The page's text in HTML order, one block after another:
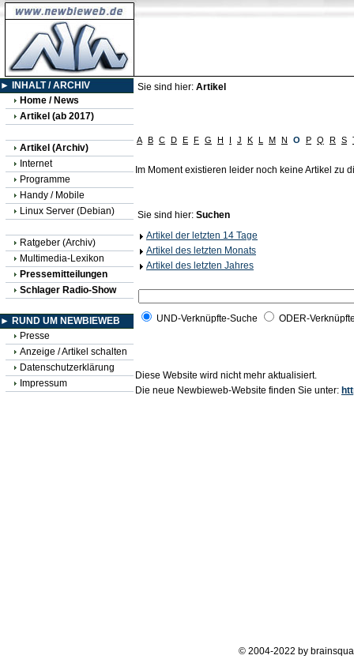
► INHALT / ARCHIV
Home / News
Artikel (ab 2017)
Artikel (Archiv)
Internet
Programme
Handy / Mobile
Linux Server (Debian)
Ratgeber (Archiv)
Multimedia-Lexikon
Pressemitteilungen
Schlager Radio-Show
► RUND UM NEWBIEWEB
Presse
Anzeige / Artikel schalten
Datenschutzerklärung
Impressum
Sie sind hier: Artikel
A B C D E F G H I J K L M N O P Q R S
Im Moment existieren leider noch keine Artikel zu
Sie sind hier: Suchen
Artikel der letzten 14 Tage
Artikel des letzten Monats
Artikel des letzten Jahres
UND-Verknüpfte-Suche ODER-
Diese Website wird nicht mehr aktualisiert.
Die neue Newbieweb-Website finden Sie unter:
© 2004-2022 by